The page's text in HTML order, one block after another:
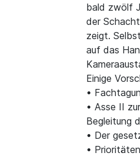
bald zwölf
der
zeigt.
auf das
Einige
•
• Asse II
Begleitung
• Der
•